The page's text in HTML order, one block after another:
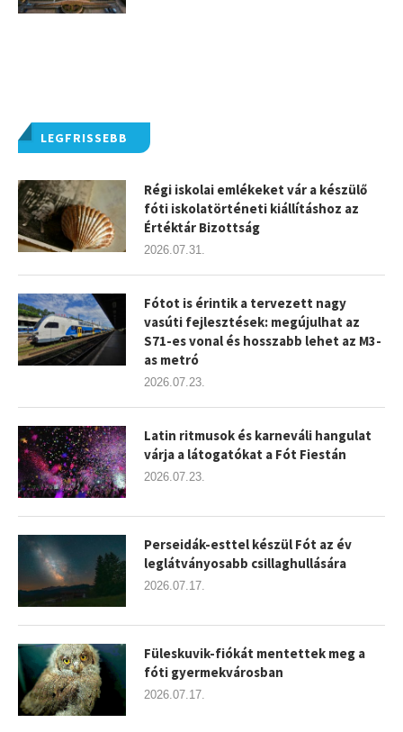
LEGFRISSEBB
Régi iskolai emlékeket vár a készülő
fóti iskolatörténeti kiállításhoz az
Értéktár Bizottság
2026.07.31.
Fótot is érintik a tervezett nagy
vasúti fejlesztések: megújulhat az
S71-es vonal és hosszabb lehet az M3-
as metró
2026.07.23.
Latin ritmusok és karneváli hangulat
várja a látogatókat a Fót Fiestán
2026.07.23.
Perseidák-esttel készül Fót az év
leglátványosabb csillaghullására
2026.07.17.
Füleskuvik-fiókát mentettek meg a
fóti gyermekvárosban
2026.07.17.